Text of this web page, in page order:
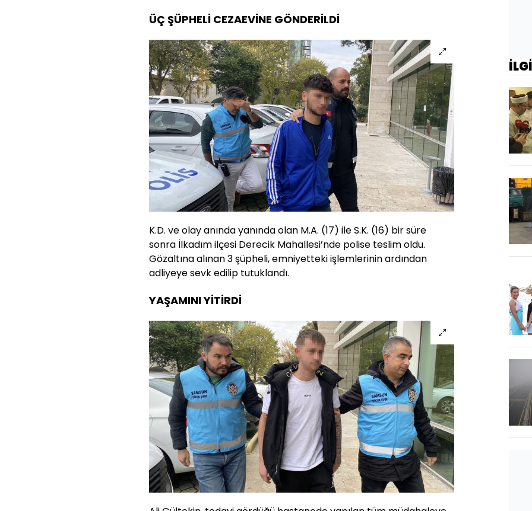
ÜÇ ŞÜPHELİ CEZAEVİNE GÖNDERİLDİ
K.D. ve olay anında yanında olan M.A. (17) ile S.K. (16) bir süre
sonra İlkadım ilçesi Derecik Mahallesi’nde polise teslim oldu.
Gözaltına alınan 3 şüpheli, emniyetteki işlemlerinin ardından
adliyeye sevk edilip tutuklandı.
YAŞAMINI YİTİRDİ